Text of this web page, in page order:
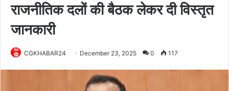
राजनीतिक दलों की बैठक लेकर दी विस्तृत
जानकारी
CGKHABAR24 December 23, 2025 0 117